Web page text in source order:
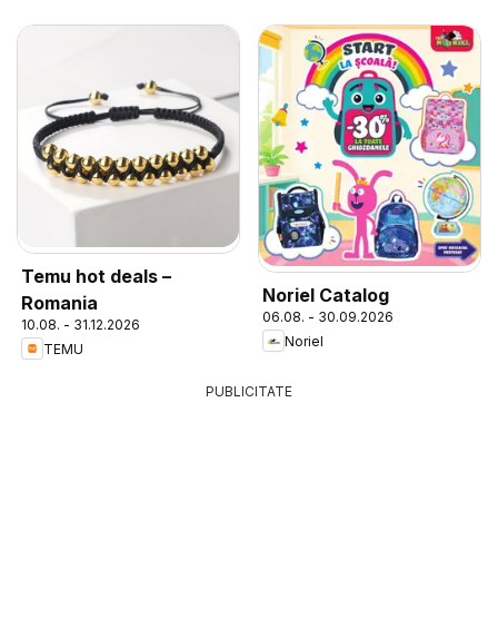
Temu hot deals –
Romania
10.08. - 31.12.2026
TEMU
Noriel Catalog
06.08. - 30.09.2026
Noriel
PUBLICITATE